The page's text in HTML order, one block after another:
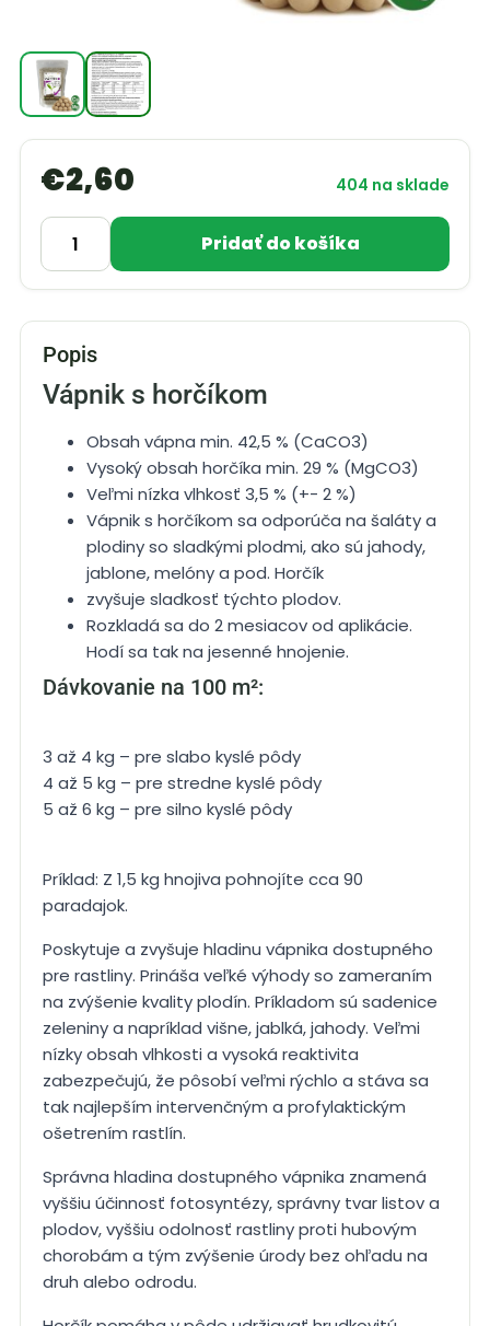
€2,60 404 na sklade
Pridať do košíka
Popis
Vápnik s horčíkom
Obsah vápna min. 42,5 % (CaCO3)
Vysoký obsah horčíka min. 29 % (MgCO3)
Veľmi nízka vlhkosť 3,5 % (+- 2 %)
Vápnik s horčíkom sa odporúča na šaláty a
plodiny so sladkými plodmi, ako sú jahody,
jablone, melóny a pod. Horčík
zvyšuje sladkosť týchto plodov.
Rozkladá sa do 2 mesiacov od aplikácie.
Hodí sa tak na jesenné hnojenie.
Dávkovanie na 100 m²:
3 až 4 kg – pre slabo kyslé pôdy
4 až 5 kg – pre stredne kyslé pôdy
5 až 6 kg – pre silno kyslé pôdy
Príklad: Z 1,5 kg hnojiva pohnojíte cca 90
paradajok.
Poskytuje a zvyšuje hladinu vápnika dostupného
pre rastliny. Prináša veľké výhody so zameraním
na zvýšenie kvality plodín. Príkladom sú sadenice
zeleniny a napríklad višne, jablká, jahody. Veľmi
nízky obsah vlhkosti a vysoká reaktivita
zabezpečujú, že pôsobí veľmi rýchlo a stáva sa
tak najlepším intervenčným a profylaktickým
ošetrením rastlín.
Správna hladina dostupného vápnika znamená
vyššiu účinnosť fotosyntézy, správny tvar listov a
plodov, vyššiu odolnosť rastliny proti hubovým
chorobám a tým zvýšenie úrody bez ohľadu na
druh alebo odrodu.